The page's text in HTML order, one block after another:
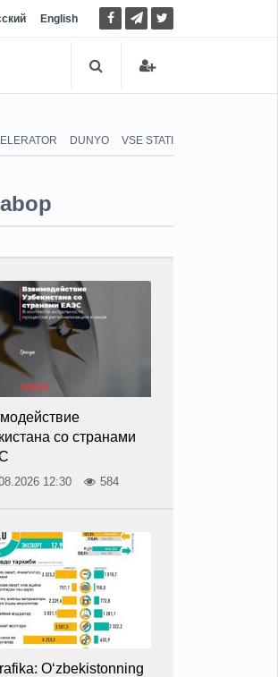
English
DUNYO VSE STATI
со странами
12:30 584
O‘zbekistonning